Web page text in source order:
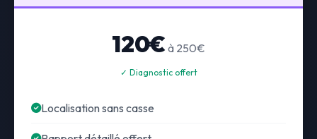
120€ à 250€
✓ Diagnostic offert
Localisation sans casse